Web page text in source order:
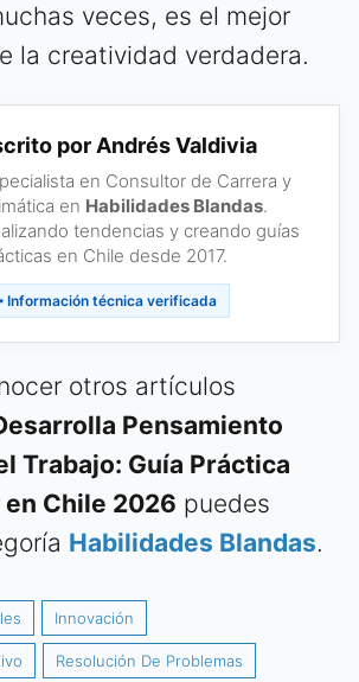
veces, es el mejor
la creatividad verdadera.
por Andrés Valdivia
en Consultor de Carrera y
en Habilidades Blandas.
tendencias y creando guías
en Chile desde 2017.
Información técnica verificada
otros artículos
Pensamiento
Trabajo: Guía Práctica
Chile 2026 puedes
Habilidades Blandas.
Innovación
Resolución De Problemas